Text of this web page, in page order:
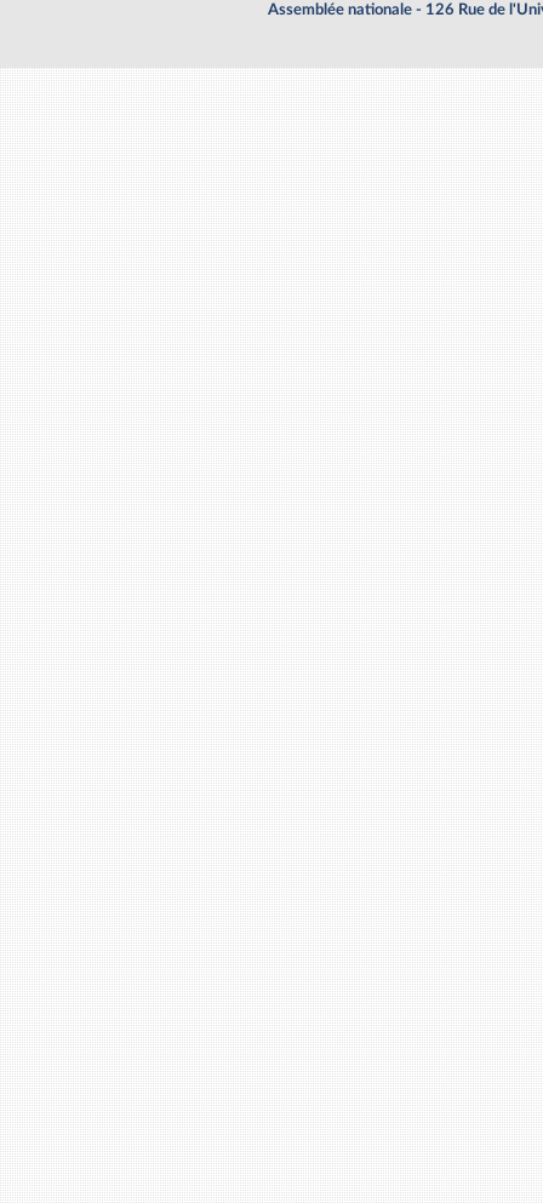
Assemblée nationale - 126 Rue de